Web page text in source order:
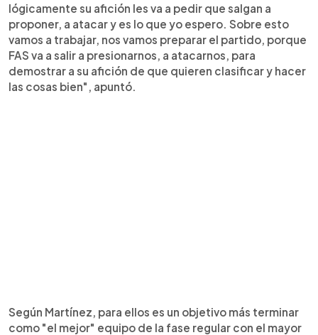
lógicamente su afición les va a pedir que salgan a
proponer, a atacar y es lo que yo espero. Sobre esto
vamos a trabajar, nos vamos preparar el partido, porque
FAS va a salir a presionarnos, a atacarnos, para
demostrar a su afición de que quieren clasificar y hacer
las cosas bien", apuntó.
Según Martínez, para ellos es un objetivo más terminar
como "el mejor" equipo de la fase regular con el mayor